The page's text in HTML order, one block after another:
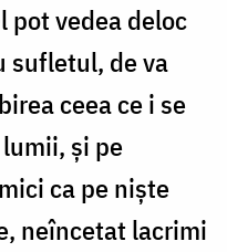
pot vedea deloc
sufletul, de va
ceea ce i se
și pe
ca pe niște
neîncetat lacrimi